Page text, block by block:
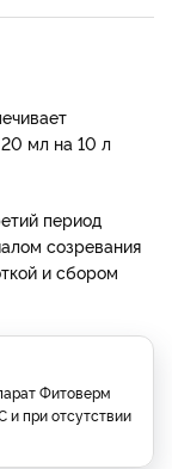
мл на 10 л
период
созревания
и сбором
Фитоверм
и при отсутствии